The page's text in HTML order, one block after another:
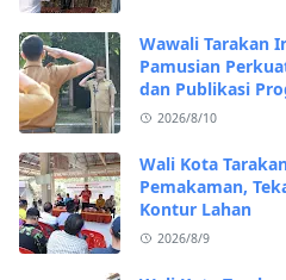
Wawali Tarakan
Pamusian
dan Publikasi
2026/8/10
Wali Kota
Pemakaman,
Kontur Lahan
2026/8/9